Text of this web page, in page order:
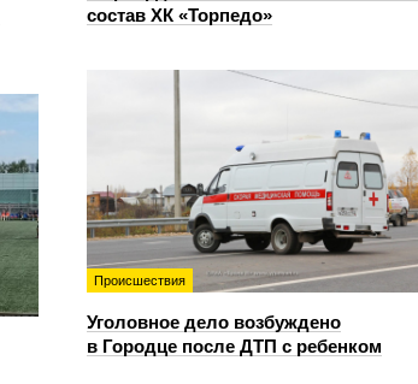
состав ХК «Торпедо»
Происшествия
Уголовное дело возбуждено
в Городце после ДТП с ребенком